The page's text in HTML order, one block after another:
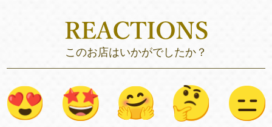
このお店はいかがでしたか？